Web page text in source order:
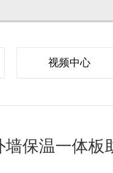
视频中心
墙保温一体板